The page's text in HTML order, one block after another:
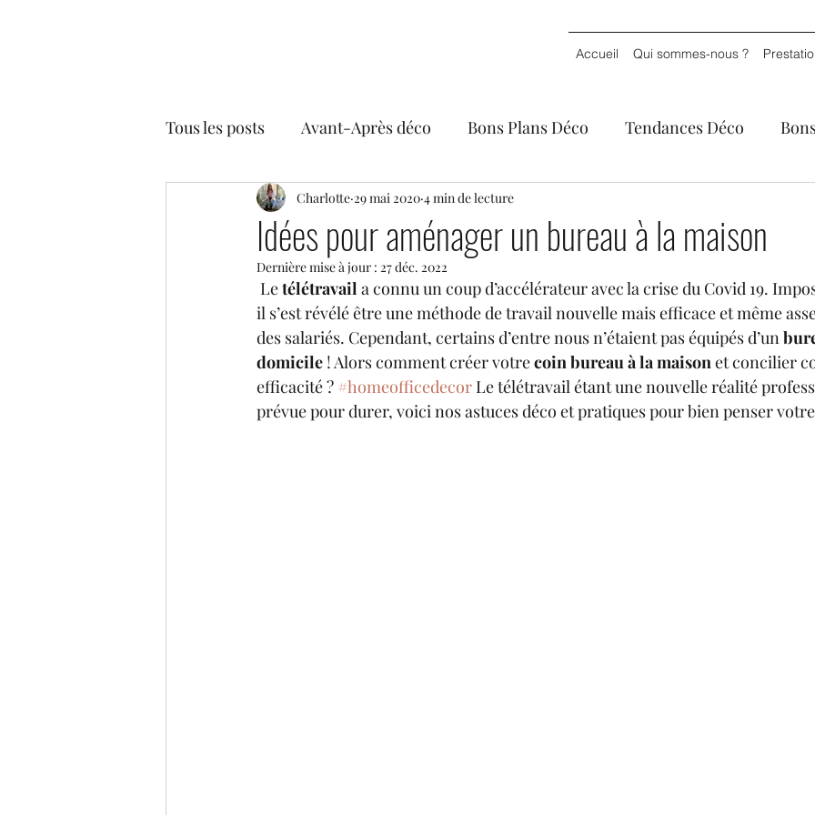
Accueil Qui sommes-nous ?
Tous les posts Avant-Après déco Bons Plans Déco Tendances Déco
Plantes & co Styles déco Déco & Voyages
Idées pour aménager un bureau à la maison
Charlotte 29 mai 2020 4 min de lecture
Dernière mise à jour : 27 déc. 2022
Le télétravail a connu un coup d’accélérateur avec la crise du Covid 19.
il s’est révélé être une méthode de travail nouvelle mais efficace et même
des salariés. Cependant, certains d’entre nous n’étaient pas équipés d’un
domicile ! Alors comment créer votre coin bureau à la maison et concilier
efficacité ? #homeofficedecor Le télétravail étant une nouvelle réalité
prévue pour durer, voici nos astuces déco et pratiques pour bien penser votre